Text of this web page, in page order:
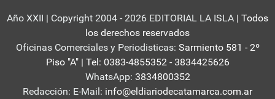
Año XXII | Copyright 2004 - 2026 EDITORIAL LA ISLA | Todos
los derechos reservados
Oficinas Comerciales y Periodisticas: Sarmiento 581 - 2º
Piso "A" | Tel: 0383-4855352 - 3834425626
WhatsApp: 3834800352
Redacción: E-Mail: info@eldiariodecatamarca.com.ar